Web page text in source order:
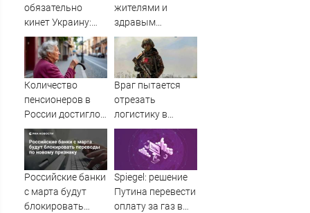
обязательно
кинет Украину:
вопрос только в
том, когда
жителями и
здравым
смыслом»:
депутаты
Госдумы требуют
поменять
часовой пояс в
Волгограде
Количество
пенсионеров в
России достигло
40,5 миллионов
Враг пытается
отрезать
логистику в
Крыму и на
фронте: для
отражения атак
дронов нужны
тепловизоры
(ВИДЕО)
Российские банки
с марта будут
блокировать
Spiegel: решение
Путина перевести
оплату за газ в